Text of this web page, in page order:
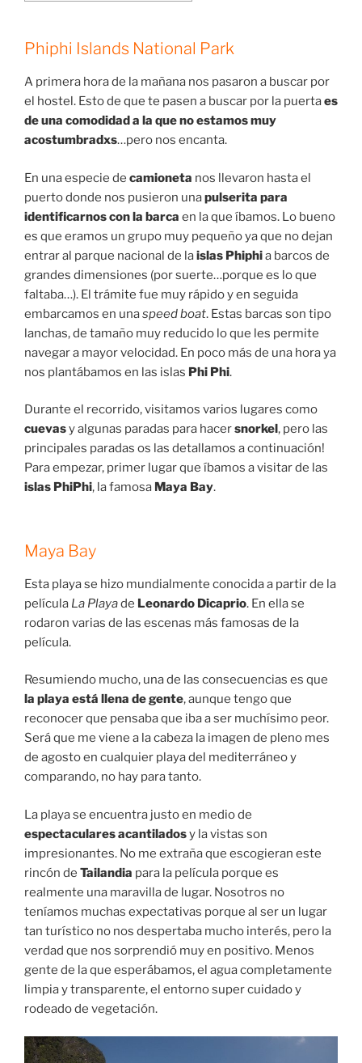
Phiphi Islands National Park
A primera hora de la mañana nos pasaron a buscar por
el hostel. Esto de que te pasen a buscar por la puertaes
de una comodidad a la que no estamos muy
acostumbradxs…pero nos encanta.
En una especie de camioneta nos llevaron hasta el
puerto donde nos pusieron unapulserita para
identificarnos con la barca en la que íbamos. Lo bueno
es que eramos un grupo muy pequeño ya que no dejan
entrar al parque nacional de laislas Phiphia barcos de
grandes dimensiones (por suerte…porque es lo que
faltaba…). El trámite fue muy rápido y en seguida
embarcamos en unaspeed boat. Estas barcas son tipo
lanchas, de tamaño muy reducido lo que les permite
navegar a mayor velocidad. En poco más de una hora ya
nos plantábamos en las islas Phi Phi.
Durante el recorrido, visitamos varios lugares como
cuevasy algunas paradas para hacersnorkel, pero las
principales paradas os las detallamos a continuación!
Para empezar, primer lugar que íbamos a visitar de las
islas PhiPhi, la famosa Maya Bay.
Maya Bay
Esta playa se hizo mundialmente conocida a partir de la
película La Playade Leonardo Dicaprio. En ella se
rodaron varias de las escenas más famosas de la
película.
Resumiendo mucho, una de las consecuencias es que
la playa está llena de gente, aunque tengo que
reconocer que pensaba que iba a ser muchísimo peor.
Será que me viene a la cabeza la imagen de pleno mes
de agosto en cualquier playa del mediterráneo y
comparando, no hay para tanto.
La playa se encuentra justo en medio de
espectaculares acantiladosy la vistas son
impresionantes. No me extraña que escogieran este
rincón de Tailandia para la película porque es
realmente una maravilla de lugar. Nosotros no
teníamos muchas expectativas porque al ser un lugar
tan turístico no nos despertaba mucho interés, pero la
verdad que nos sorprendió muy en positivo. Menos
gente de la que esperábamos, el agua completamente
limpia y transparente, el entorno super cuidado y
rodeado de vegetación.